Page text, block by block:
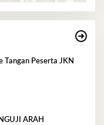
Tangan Peserta JKN
ARAH